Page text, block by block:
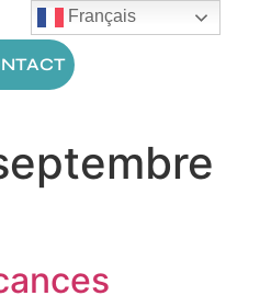
Français